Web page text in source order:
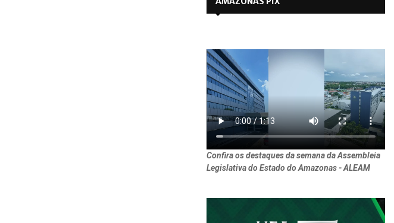
Confira os destaques da semana da Assembleia
Legislativa do Estado do Amazonas - ALEAM